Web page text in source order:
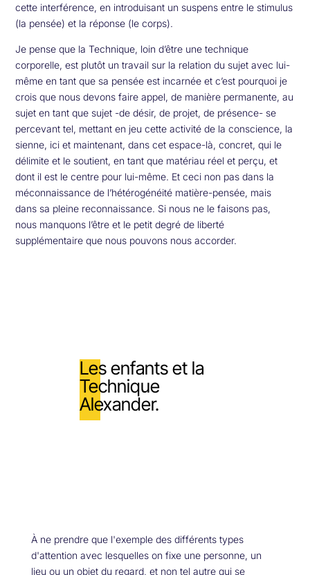
cette interférence, en introduisant un suspens entre le stimulus
(la pensée) et la réponse (le corps).
Je pense que la Technique, loin d’être une technique
corporelle, est plutôt un travail sur la relation du sujet avec lui-
même en tant que sa pensée est incarnée et c’est pourquoi je
crois que nous devons faire appel, de manière permanente, au
sujet en tant que sujet -de désir, de projet, de présence- se
percevant tel, mettant en jeu cette activité de la conscience, la
sienne, ici et maintenant, dans cet espace-là, concret, qui le
délimite et le soutient, en tant que matériau réel et perçu, et
dont il est le centre pour lui-même. Et ceci non pas dans la
méconnaissance de l’hétérogénéité matière-pensée, mais
dans sa pleine reconnaissance. Si nous ne le faisons pas,
nous manquons l’être et le petit degré de liberté
supplémentaire que nous pouvons nous accorder.
Les enfants et la
Technique
Alexander.
À ne prendre que l'exemple des différents types
d'attention avec lesquelles on fixe une personne, un
lieu ou un objet du regard, et non tel autre qui se